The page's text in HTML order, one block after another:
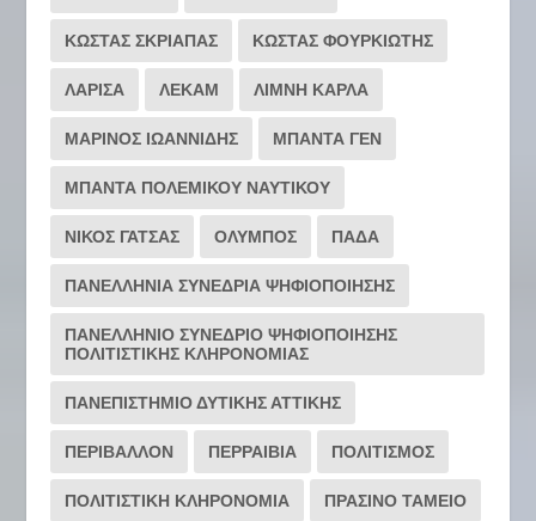
ΚΩΣΤΑΣ ΣΚΡΙΑΠΑΣ ΚΩΣΤΑΣ ΦΟΥΡΚΙΩΤΗΣ
ΛΑΡΙΣΑ ΛΕΚΑΜ ΛΙΜΝΗ ΚΑΡΛΑ
ΜΑΡΙΝΟΣ ΙΩΑΝΝΙΔΗΣ ΜΠΑΝΤΑ ΓΕΝ
ΜΠΑΝΤΑ ΠΟΛΕΜΙΚΟΥ ΝΑΥΤΙΚΟΥ
ΝΙΚΟΣ ΓΑΤΣΑΣ ΟΛΥΜΠΟΣ ΠΑΔΑ
ΠΑΝΕΛΛΗΝΙΑ ΣΥΝΕΔΡΙΑ ΨΗΦΙΟΠΟΙΗΣΗΣ
ΠΑΝΕΛΛΗΝΙΟ ΣΥΝΕΔΡΙΟ ΨΗΦΙΟΠΟΙΗΣΗΣ
ΠΟΛΙΤΙΣΤΙΚΗΣ ΚΛΗΡΟΝΟΜΙΑΣ
ΠΑΝΕΠΙΣΤΗΜΙΟ ΔΥΤΙΚΗΣ ΑΤΤΙΚΗΣ
ΠΕΡΙΒΑΛΛΟΝ ΠΕΡΡΑΙΒΙΑ ΠΟΛΙΤΙΣΜΟΣ
ΠΟΛΙΤΙΣΤΙΚΗ ΚΛΗΡΟΝΟΜΙΑ ΠΡΑΣΙΝΟ ΤΑΜΕΙΟ